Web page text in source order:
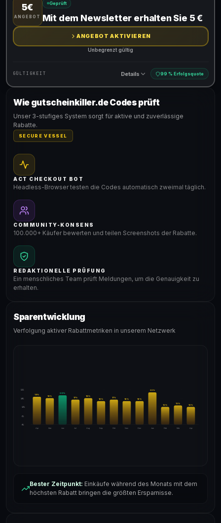
Gültig für teilnehmende Produkte
5€
ANGEBOT
Geprüft
Mit dem Newsletter erhalten Sie 5 €
ANGEBOT AKTIVIEREN
Unbegrenzt gültig
GÜLTIGKEIT Details 99 % Erfolgsquote
Gültig für teilnehmende Produkte
Wie gutscheinkiller.de Codes prüft
Unser 3-stufiges System sorgt für aktive und zuverlässige
Rabatte.
SECURE VESSEL
ACT CHECKOUT BOT
Headless-Browser testen die Codes automatisch zweimal täglich.
COMMUNITY-KONSENS
100.000+ Käufer bewerten und teilen Screenshots der Rabatte.
REDAKTIONELLE PRÜFUNG
Ein menschliches Team prüft Meldungen, um die Genauigkeit zu
erhalten.
Sparentwicklung
Verfolgung aktiver Rabattmetriken in unserem Netzwerk
24%
18%
12%
6%
0%
Apr
19%
Mai
18%
Jun
20%
Jul
17%
Aug
18%
Sep
16%
Okt
17%
Nov
16%
Dez
16%
Jan
22%
Feb
12%
Mär
13%
Apr
12%
Bester Zeitpunkt: Einkäufe während des Monats mit dem
höchsten Rabatt bringen die größten Ersparnisse.